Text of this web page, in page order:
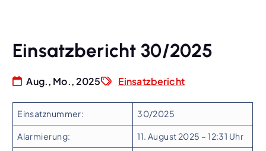
Einsatzbericht 30/2025
Aug., Mo., 2025 Einsatzbericht
Einsatznummer: 30/2025
Alarmierung: 11. August 2025 – 12:31 Uhr